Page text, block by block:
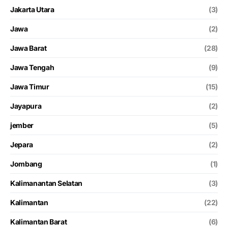
Jakarta Utara (3)
Jawa (2)
Jawa Barat (28)
Jawa Tengah (9)
Jawa Timur (15)
Jayapura (2)
jember (5)
Jepara (2)
Jombang (1)
Kalimanantan Selatan (3)
Kalimantan (22)
Kalimantan Barat (6)